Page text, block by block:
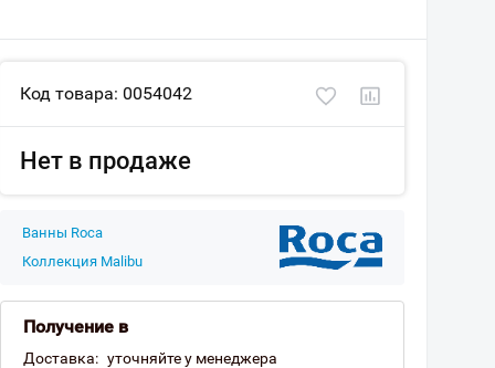
Код товара: 0054042
Нет в продаже
Ванны Roca
Коллекция Malibu
Получение в
Доставка: уточняйте у менеджера